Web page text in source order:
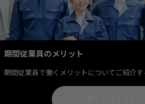
期間従業員のメリット
期間従業員で働くメリットについてご紹介す